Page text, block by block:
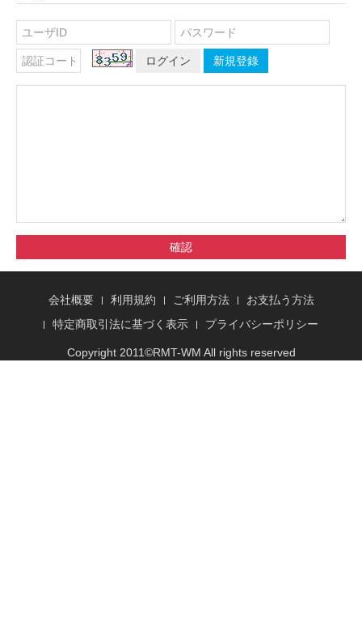
ログイン 新規登錄
確認
会社概要 利用規約 ご利用方法
お支払う方法
特定商取引法に基づく表示
プライバシーポリシー
Copyright 2011©RMT-WM All rights reserved